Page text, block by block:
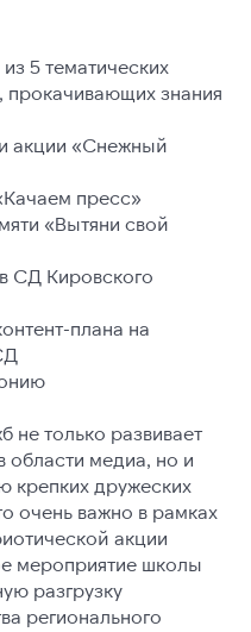
5 тематических
прокачивающих знания
акции «Снежный
пресс»
«Вытяни свой
СД Кировского
плана на
не только развивает
области медиа, но и
крепких дружеских
очень важно в рамках
акции
мероприятие школы
разгрузку
регионального